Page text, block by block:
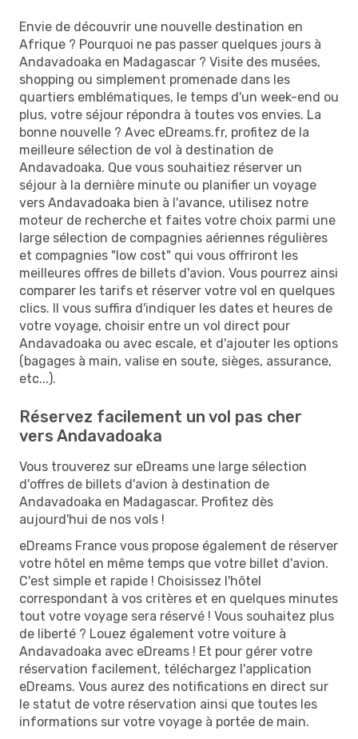
Envie de découvrir une nouvelle destination en
Afrique ? Pourquoi ne pas passer quelques jours à
Andavadoaka en Madagascar ? Visite des musées,
shopping ou simplement promenade dans les
quartiers emblématiques, le temps d'un week-end ou
plus, votre séjour répondra à toutes vos envies. La
bonne nouvelle ? Avec eDreams.fr, profitez de la
meilleure sélection de vol à destination de
Andavadoaka. Que vous souhaitiez réserver un
séjour à la dernière minute ou planifier un voyage
vers Andavadoaka bien à l'avance, utilisez notre
moteur de recherche et faites votre choix parmi une
large sélection de compagnies aériennes régulières
et compagnies "low cost" qui vous offriront les
meilleures offres de billets d'avion. Vous pourrez ainsi
comparer les tarifs et réserver votre vol en quelques
clics. Il vous suffira d'indiquer les dates et heures de
votre voyage, choisir entre un vol direct pour
Andavadoaka ou avec escale, et d'ajouter les options
(bagages à main, valise en soute, sièges, assurance,
etc...).
Réservez facilement un vol pas cher
vers Andavadoaka
Vous trouverez sur eDreams une large sélection
d'offres de billets d'avion à destination de
Andavadoaka en Madagascar. Profitez dès
aujourd'hui de nos vols !
eDreams France vous propose également de réserver
votre hôtel en même temps que votre billet d'avion.
C'est simple et rapide ! Choisissez l'hôtel
correspondant à vos critères et en quelques minutes
tout votre voyage sera réservé ! Vous souhaitez plus
de liberté ? Louez également votre voiture à
Andavadoaka avec eDreams ! Et pour gérer votre
réservation facilement, téléchargez l'application
eDreams. Vous aurez des notifications en direct sur
le statut de votre réservation ainsi que toutes les
informations sur votre voyage à portée de main.